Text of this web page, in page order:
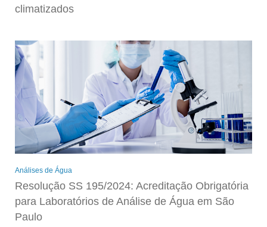
climatizados
Análises de Água
Resolução SS 195/2024: Acreditação Obrigatória
para Laboratórios de Análise de Água em São
Paulo